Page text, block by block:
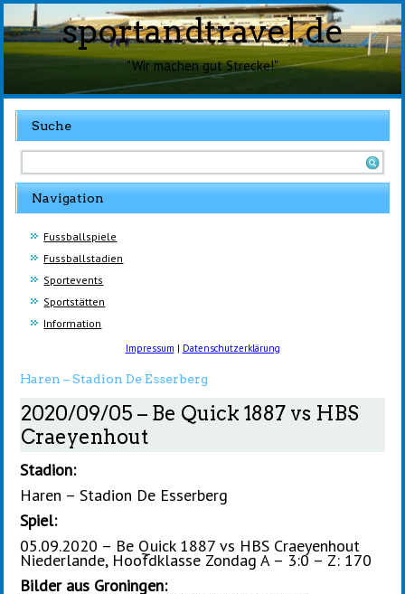
sportandtravel.de
"Wir machen gut Strecke!"
Suche
Navigation
Fussballspiele
Fussballstadien
Sportevents
Sportstätten
Information
Impressum | Datenschutzerklärung
Haren – Stadion De Esserberg
2020/09/05 – Be Quick 1887 vs HBS
Craeyenhout
Stadion:
Haren – Stadion De Esserberg
Spiel:
05.09.2020 – Be Quick 1887 vs HBS Craeyenhout
Niederlande, Hoofdklasse Zondag A – 3:0 – Z: 170
Bilder aus Groningen: